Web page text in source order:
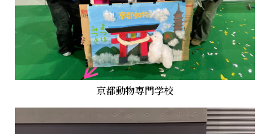
京都動物専門学校